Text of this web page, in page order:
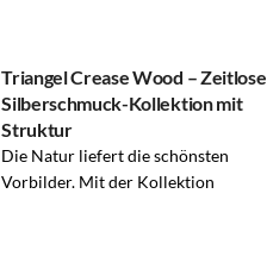
Triangel Crease Wood – Zeitlose
Silberschmuck-Kollektion mit
Struktur
Die Natur liefert die schönsten
Vorbilder. Mit der Kollektion